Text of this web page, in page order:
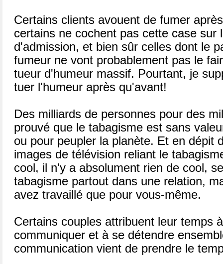
Certains clients avouent de fumer
certains ne cochent pas cette case sur
d'admission, et bien sûr celles dont le
fumeur ne vont probablement pas le
tueur d'humeur massif. Pourtant, je
tuer l'humeur après qu'avant!
Des milliards de personnes pour des
prouvé que le tabagisme est sans
ou pour peupler la planète. Et en dépit
images de télévision reliant le
cool, il n'y a absolument rien de cool,
tabagisme partout dans une relation,
avez travaillé que pour vous-même.
Certains couples attribuent leur temps
communiquer et à se détendre
communication vient de prendre le